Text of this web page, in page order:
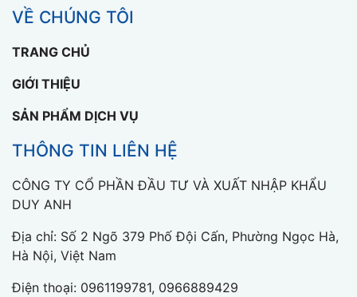
VỀ CHÚNG TÔI
TRANG CHỦ
GIỚI THIỆU
SẢN PHẨM DỊCH VỤ
THÔNG TIN LIÊN HỆ
CÔNG TY CỔ PHẦN ĐẦU TƯ VÀ XUẤT NHẬP KHẨU
DUY ANH
Địa chỉ: Số 2 Ngõ 379 Phố Đội Cấn, Phường Ngọc Hà,
Hà Nội, Việt Nam
Điện thoại: 0961199781, 0966889429